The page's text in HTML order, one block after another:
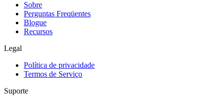
Sobre
Perguntas Freqüentes
Blogue
Recursos
Legal
Política de privacidade
Termos de Serviço
Suporte